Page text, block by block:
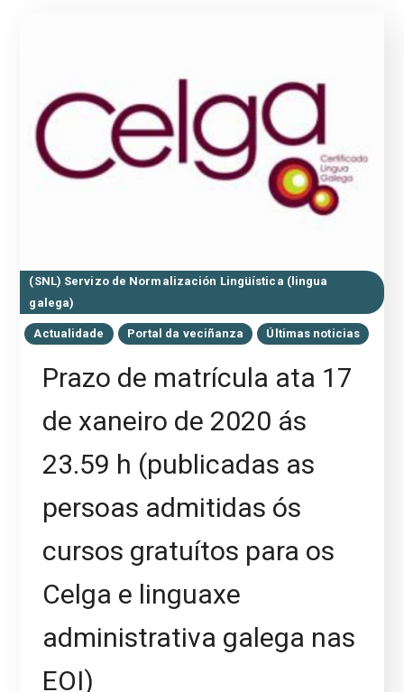
(SNL) Servizo de Normalización Lingüística (lingua
galega)
Actualidade Portal da veciñanza Últimas noticias
Prazo de matrícula ata 17
de xaneiro de 2020 ás
23.59 h (publicadas as
persoas admitidas ós
cursos gratuítos para os
Celga e linguaxe
administrativa galega nas
EOI)